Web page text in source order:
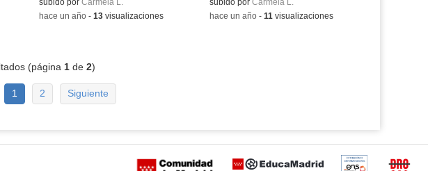
subido por Carmela L.
-hace un año- 13visualizaciones
subido por Carmela L.
-hace un año- 11 visualizaciones
(página 1de 2)
1 2 Siguiente